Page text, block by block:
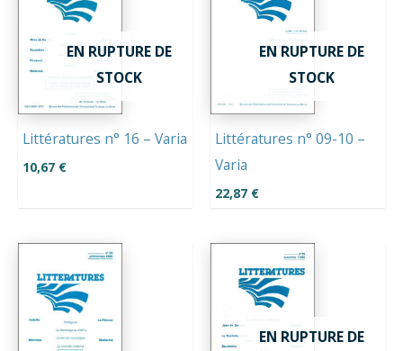
EN RUPTURE DE
STOCK
Littératures n° 16 – Varia
10,67 €
EN RUPTURE DE
STOCK
Littératures n° 09-10 –
Varia
22,87 €
EN RUPTURE DE